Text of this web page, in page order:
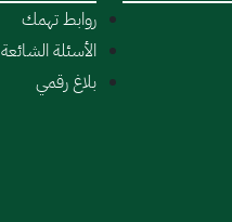
روابط تهمك
الأسئلة الشائعة
بلاغ رقمي